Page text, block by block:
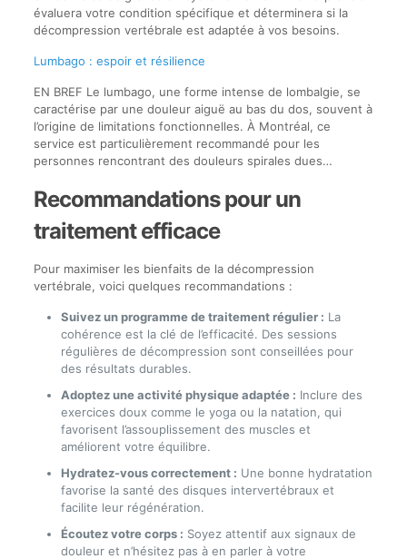
évaluera votre condition spécifique et déterminera si la
décompression vertébrale est adaptée à vos besoins.
Lumbago : espoir et résilience
EN BREF Le lumbago, une forme intense de lombalgie, se
caractérise par une douleur aiguë au bas du dos, souvent à
l’origine de limitations fonctionnelles. À Montréal, ce
service est particulièrement recommandé pour les
personnes rencontrant des douleurs spirales dues…
Recommandations pour un
traitement efficace
Pour maximiser les bienfaits de la décompression
vertébrale, voici quelques recommandations :
Suivez un programme de traitement régulier : La
cohérence est la clé de l’efficacité. Des sessions
régulières de décompression sont conseillées pour
des résultats durables.
Adoptez une activité physique adaptée : Inclure des
exercices doux comme le yoga ou la natation, qui
favorisent l’assouplissement des muscles et
améliorent votre équilibre.
Hydratez-vous correctement : Une bonne hydratation
favorise la santé des disques intervertébraux et
facilite leur régénération.
Écoutez votre corps : Soyez attentif aux signaux de
douleur et n’hésitez pas à en parler à votre